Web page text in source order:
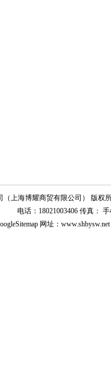
（上海博耀商贸有限公司） 版权
电话：18021003406 传真：
网址：